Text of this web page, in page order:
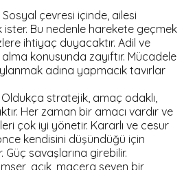
Sosyal çevresi içinde, ailesi
Bu nedenle harekete geçmek
ihtiyaç duyacaktır. Adil ve
konusunda zayıftır. Mücadele
adına yapmacık tavırlar
Oldukça stratejik, amaç odaklı,
Her zaman bir amacı vardır ve
çok iyi yönetir. Kararlı ve cesur
kendisini düşündüğü için
savaşlarına girebilir.
açık, macera seven bir